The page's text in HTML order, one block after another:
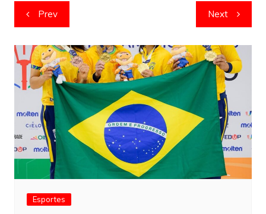
Navegação
de
artigos
Prev Next
Esportes